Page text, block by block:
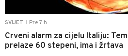
SVIJET Pre 7 h
Crveni alarm za cijelu Italiju:
prelaze 60 stepeni, ima i žrtava